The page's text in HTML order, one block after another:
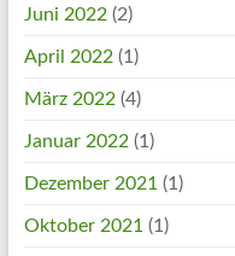
Juni 2022(2)
April 2022(1)
März 2022(4)
Januar 2022(1)
Dezember 2021 (1)
Oktober 2021 (1)